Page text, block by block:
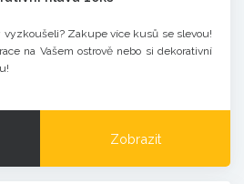
vyzkoušeli? Zakupe více kusů se slevou!
na Vašem ostrově nebo si dekorativní
Zobrazit